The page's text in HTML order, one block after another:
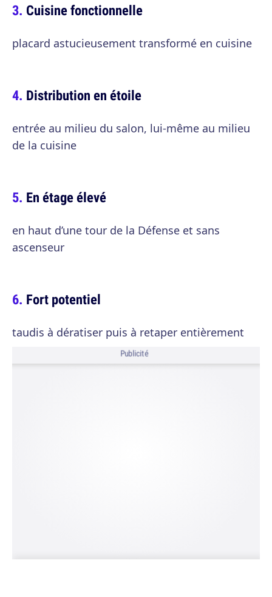
Cuisine fonctionnelle
placard astucieusement transformé en cuisine
Distribution en étoile
entrée au milieu du salon, lui-même au milieu
de la cuisine
En étage élevé
en haut d’une tour de la Défense et sans
ascenseur
Fort potentiel
taudis à dératiser puis à retaper entièrement
Publicité